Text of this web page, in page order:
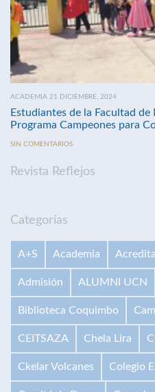
ACADEMIA 21 DICIEMBRE, 2024
Estudiantes de la Facultad
Programa Campeones para
SIN COMENTARIOS
Revista Reflejos
Categorías
A+S Academia
Admisión ALUMNI UCN
Biblioteca Coquimbo
CEITSAZA Chela Lira
Ckelar Volcanes Colegio